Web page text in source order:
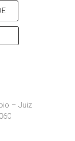
– Juiz